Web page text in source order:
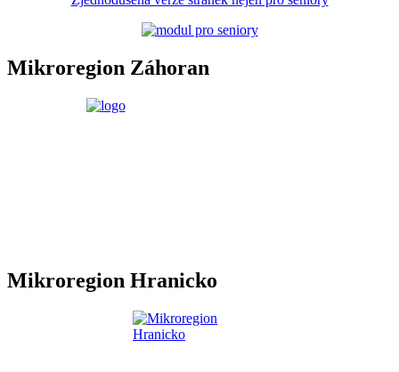
Mikroregion Záhoran
Mikroregion Hranicko